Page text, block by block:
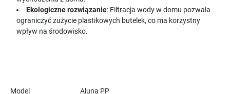
Ekologiczne rozwiązanie: Filtracja wody w domu pozwala
ograniczyć zużycie plastikowych butelek, co ma korzystny
wpływ na środowisko.
Model Aluna PP